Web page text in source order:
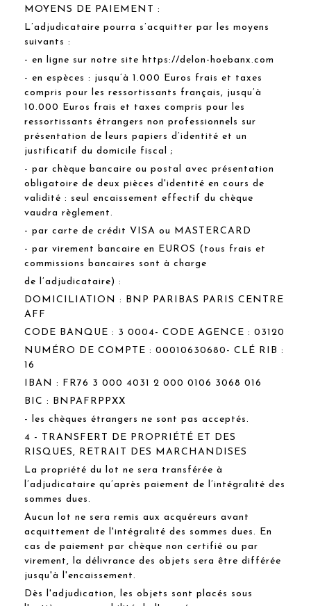
MOYENS DE PAIEMENT :
L’adjudicataire pourra s’acquitter par les moyens
suivants :
- en ligne sur notre site https://delon-hoebanx.com
- en espèces : jusqu’à 1.000 Euros frais et taxes
compris pour les ressortissants français, jusqu’à
10.000 Euros frais et taxes compris pour les
ressortissants étrangers non professionnels sur
présentation de leurs papiers d’identité et un
justificatif du domicile fiscal ;
- par chèque bancaire ou postal avec présentation
obligatoire de deux pièces d'identité en cours de
validité : seul encaissement effectif du chèque
vaudra règlement.
- par carte de crédit VISA ou MASTERCARD
- par virement bancaire en EUROS (tous frais et
commissions bancaires sont à charge
de l’adjudicataire) :
DOMICILIATION : BNP PARIBAS PARIS CENTRE
AFF
CODE BANQUE : 3 0004- CODE AGENCE : 03120
NUMÉRO DE COMPTE : 00010630680- CLÉ RIB :
16
IBAN : FR76 3 000 4031 2 000 0106 3068 016
BIC : BNPAFRPPXX
- les chèques étrangers ne sont pas acceptés.
4 - TRANSFERT DE PROPRIÉTÉ ET DES
RISQUES, RETRAIT DES MARCHANDISES
La propriété du lot ne sera transférée à
l’adjudicataire qu’après paiement de l’intégralité des
sommes dues.
Aucun lot ne sera remis aux acquéreurs avant
acquittement de l'intégralité des sommes dues. En
cas de paiement par chèque non certifié ou par
virement, la délivrance des objets sera être différée
jusqu'à l'encaissement.
Dès l'adjudication, les objets sont placés sous